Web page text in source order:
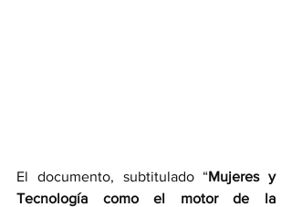
El documento, subtitulado “Mujeres y
Tecnología como el motor de la